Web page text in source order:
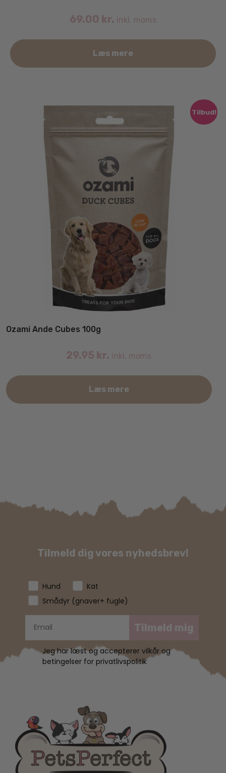
69.00 kr. inkl. moms
Læs mere
Tilbud!
Ozami Ande Cubes 100g
29.95 kr. inkl. moms
Læs mere
Tilmeld dig vores nyhedsbrev!
Hund
Kat
Smådyr (gnaver+ fugle)
Tilmeld mig
Jeg har læst og accepterer vilkår og
betingelser for privatlivspolitik